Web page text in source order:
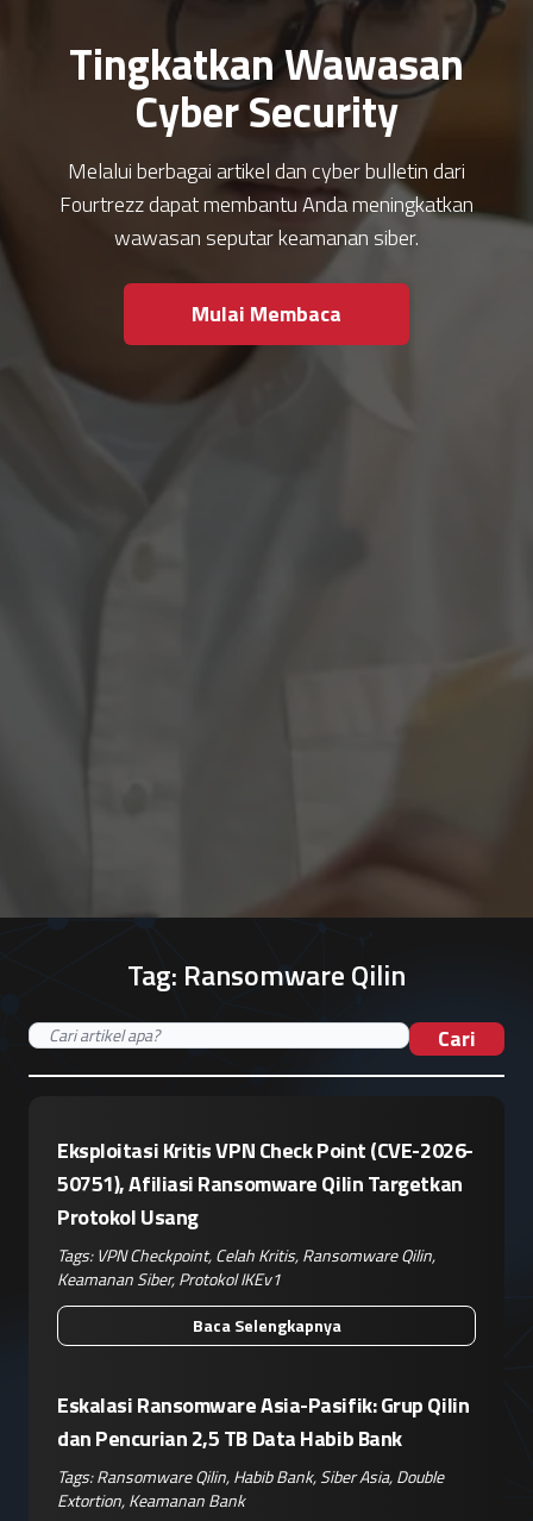
Tingkatkan Wawasan
Cyber Security
Melalui berbagai artikel dan cyber bulletin dari
Fourtrezz dapat membantu Anda meningkatkan
wawasan seputar keamanan siber.
Mulai Membaca
Tag: Ransomware Qilin
Cari
Eksploitasi Kritis VPN Check Point (CVE-2026-
50751), Afiliasi Ransomware Qilin Targetkan
Protokol Usang
Tags: VPN Checkpoint,Celah Kritis,Ransomware Qilin,
Keamanan Siber,Protokol IKEv1
Baca Selengkapnya
Eskalasi Ransomware Asia-Pasifik: Grup Qilin
dan Pencurian 2,5 TB Data Habib Bank
Tags:Ransomware Qilin,Habib Bank,Siber Asia,Double
Extortion,Keamanan Bank